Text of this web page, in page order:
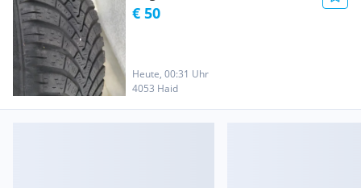
€ 50
Heute, 00:31 Uhr
4053 Haid